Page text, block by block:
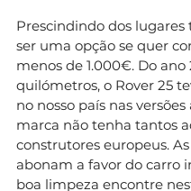
Prescindindo dos lugares
ser uma opção se quer
menos de 1.000€. Do ano
quilómetros, o Rover 25
no nosso país nas
marca não tenha tantos
construtores europeus.
abonam a favor do carro
boa limpeza encontre